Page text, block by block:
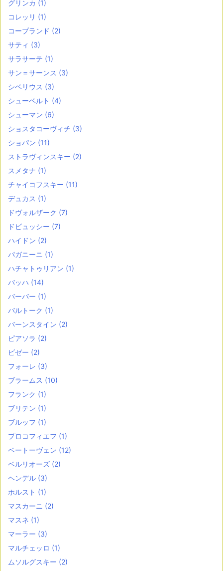
グリンカ (1)
コレッリ (1)
コープランド (2)
サティ (3)
サラサーテ (1)
サン＝サーンス (3)
シベリウス (3)
シューベルト (4)
シューマン (6)
ショスタコーヴィチ (3)
ショパン (11)
ストラヴィンスキー (2)
スメタナ (1)
チャイコフスキー (11)
デュカス (1)
ドヴォルザーク (7)
ドビュッシー (7)
ハイドン (2)
パガニーニ (1)
ハチャトゥリアン (1)
バッハ (14)
バーバー (1)
バルトーク (1)
バーンスタイン (2)
ピアソラ (2)
ビゼー (2)
フォーレ (3)
ブラームス (10)
フランク (1)
ブリテン (1)
ブルッフ (1)
プロコフィエフ (1)
ベートーヴェン (12)
ベルリオーズ (2)
ヘンデル (3)
ホルスト (1)
マスカーニ (2)
マスネ (1)
マーラー (3)
マルチェッロ (1)
ムソルグスキー (2)